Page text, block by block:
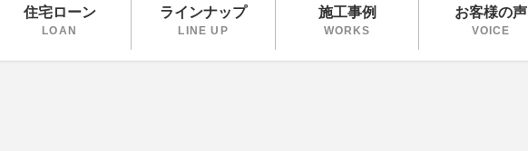
住宅ローン
LOAN
ラインナップ
LINE UP
施工事例
WORKS
お客様の声
VOICE